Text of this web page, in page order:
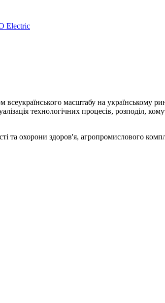
масштабу на українському
технологічних процесів, розподіл,
охорони здоров'я, агропромислового